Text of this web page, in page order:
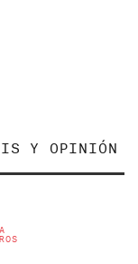
Y OPINIÓN